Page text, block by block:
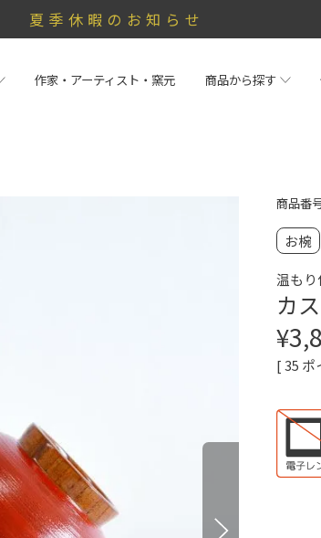
夏季休暇のお知らせ
作家・アーティスト・窯元 商品から探す
商品番
お椀
温も
カ
¥
[35 ポ